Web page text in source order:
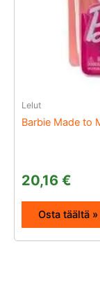
Lelut
Barbie Made to
20,16 €
Osta täältä »